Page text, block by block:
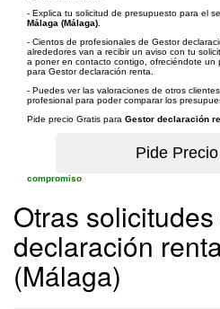
- Explica tu solicitud de presupuesto para el
Málaga (Málaga)
- Cientos de profesionales de Gestor
alrededores van a recibir un aviso con tu
a poner en contacto contigo, ofreciéndote un
para Gestor declaración renta.
- Puedes ver las valoraciones de otros
profesional para poder comparar los
Pide precio Gratis para Gestor declaración
compromiso
Otras
declaración
(Málaga)